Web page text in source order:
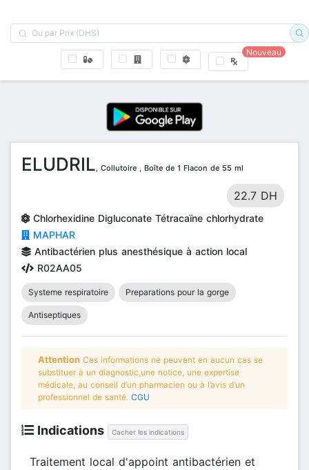
Nouveau
ELUDRIL, Collutoire , Boîte de 1 Flacon de 55 ml
22.7 DH
Chlorhexidine Digluconate Tétracaïne chlorhydrate
MAPHAR
Antibactérien plus anesthésique à action local
R02AA05
Systeme respiratoire Preparations pour la gorge
Antiseptiques
Attention Ces informations ne peuvent en aucun cas se
substituer à un diagnostic,une notice, une expertise
médicale, au conseil d’un pharmacien ou à l’avis d’un
professionnel de santé. CGU
Indications Cacher les indications
Traitement local d'appoint antibactérien et